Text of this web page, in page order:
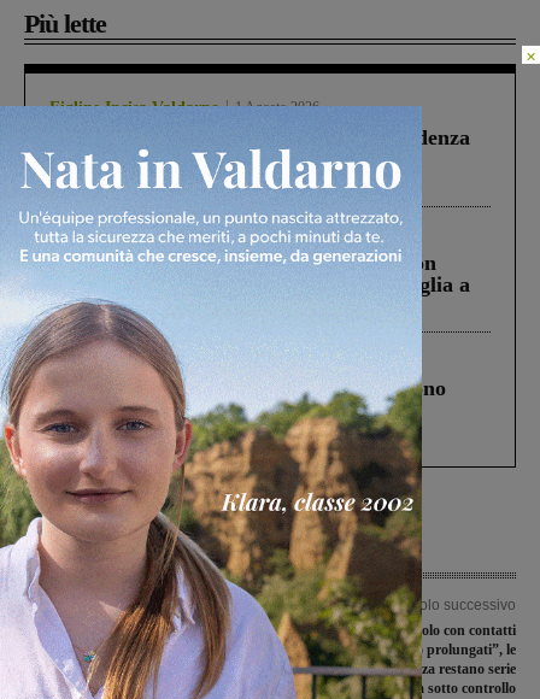
Più lette
Figline Incisa Valdarno 1 Agosto 2026
Piscina di Figline finanziata oltre la scadenza
Pnrr, il gruppo di Fratelli d’Italia: “Un
ringraziamento al Governo”
Cronaca 3 Agosto 2026
Scomparso da una struttura di Castiglion
Fiorentino l’uomo che aveva ucciso la figlia a
Levane nel 2020
Cronaca 4 Agosto 2026
Un anno fa la strage in A1 in cui morirono
Gianni, Giulia e Franco. Lo schianto, il
processo, lo stop ai sorpassi fra tir....
Articolo precedente
Terranuova capitale della ginnastica
ritmica con il campionato italiano di
categoria
Articolo successivo
“Il contagio possibile solo con contatti
molto ravvicinati o prolungati”, le
condizioni della ragazza restano serie
ma sotto controllo
×